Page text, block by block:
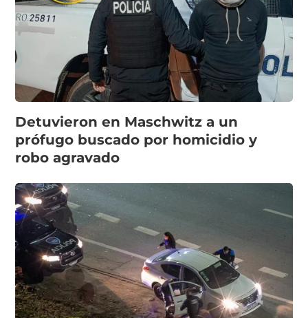
Detuvieron en Maschwitz a un
prófugo buscado por homicidio y
robo agravado